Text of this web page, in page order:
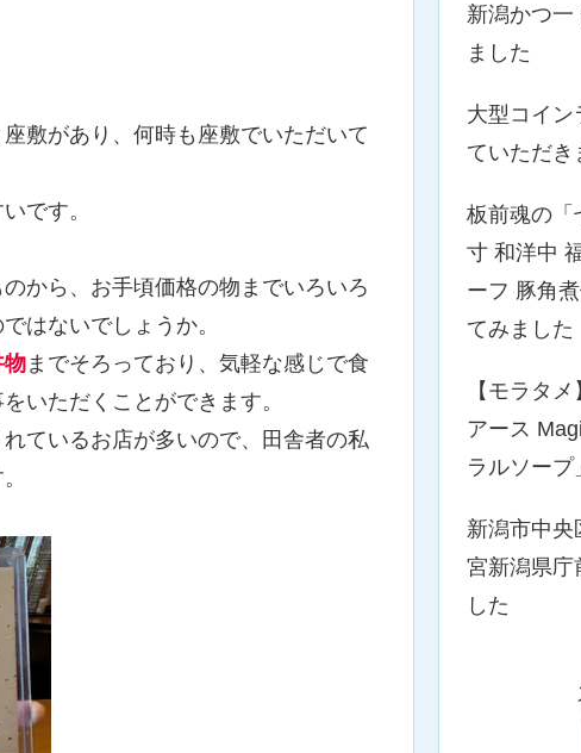
敷があり、何時も座敷でいただいて
です。
から、お手頃価格の物までいろいろ
はないでしょうか。
物までそろっており、気軽な感じで食
いただくことができます。
ているお店が多いので、田舎者の私
新潟かつ一
ました
大型コイン
ていただき
板前魂の「
寸 和洋中
ーフ 豚角
てみました
【モラタ
アース
ラルソープ
新潟市中央
宮新潟県庁
した